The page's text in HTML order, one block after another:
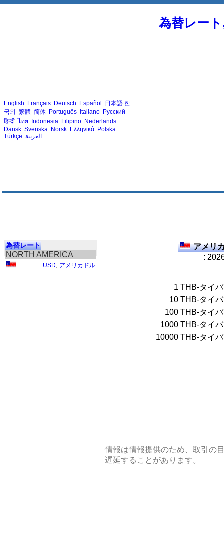
為替レー
English Français Deutsch Español 日本語 한
국의 繁體 简体 Português Italiano Русский
हिन्दी ไทย Indonesia Filipino Nederlands
Dansk Svenska Norsk Ελληνικά Polska
Türkçe العربية
為替レート
NORTH AMERICA
USD アメリカドル
アメリ
:
1 THB-タイ
10 THB-タイ
100 THB-タイ
1000 THB-タイ
10000 THB-タイ
情報は情報提供のため、取引の
遅延することがあります。